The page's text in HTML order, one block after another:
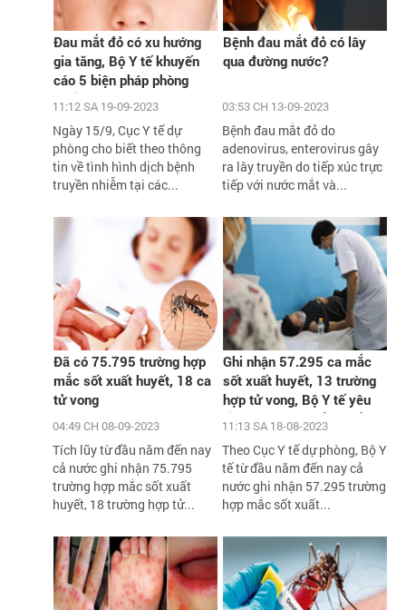
Đau mắt đỏ có xu hướng
gia tăng, Bộ Y tế khuyến
cáo 5 biện pháp phòng
chống
11:12 SA 19-09-2023
Ngày 15/9, Cục Y tế dự
phòng cho biết theo thông
tin về tình hình dịch bệnh
truyền nhiễm tại các...
Bệnh đau mắt đỏ có lây
qua đường nước?
03:53 CH 13-09-2023
Bệnh đau mắt đỏ do
adenovirus, enterovirus gây
ra lây truyền do tiếp xúc trực
tiếp với nước mắt và...
Đã có 75.795 trường hợp
mắc sốt xuất huyết, 18 ca
tử vong
04:49 CH 08-09-2023
Tích lũy từ đầu năm đến nay
cả nước ghi nhận 75.795
trường hợp mắc sốt xuất
huyết, 18 trường hợp tử...
Ghi nhận 57.295 ca mắc
sốt xuất huyết, 13 trường
hợp tử vong, Bộ Y tế yêu
cầu xử lý triệt để các ổ
11:13 SA 18-08-2023
Theo Cục Y tế dự phòng, Bộ Y
tế từ đầu năm đến nay cả
nước ghi nhận 57.295 trường
hợp mắc sốt xuất...